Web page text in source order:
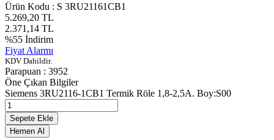
Ürün Kodu : S 3RU21161CB1
5.269,20 TL
2.371,14 TL
%55 İndirim
Fiyat Alarmı
KDV Dahildir.
Parapuan : 3952
Öne Çıkan Bilgiler
Siemens 3RU2116-1CB1 Termik Röle 1,8-2,5A. Boy:S00
Sepete Ekle
Hemen Al